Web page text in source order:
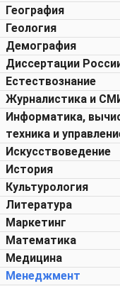
География
Геология
Демография
Диссертации
Естествознание
Журналистика и
Информатика,
техника и
Искусствоведение
История
Культурология
Литература
Маркетинг
Математика
Медицина
Менеджмент